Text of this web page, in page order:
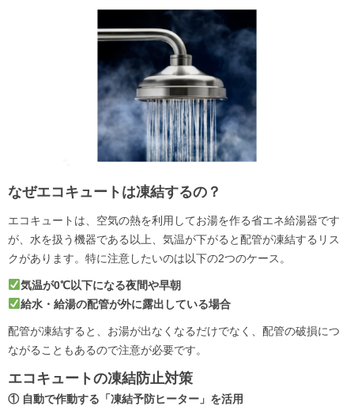
なぜエコキュートは凍結するの？
エコキュートは、空気の熱を利用してお湯を作る省エネ給湯器です
が、水を扱う機器である以上、気温が下がると配管が凍結するリス
クがあります。特に注意したいのは以下の2つのケース。
気温が0℃以下になる夜間や早朝
給水・給湯の配管が外に露出している場合
配管が凍結すると、お湯が出なくなるだけでなく、配管の破損につ
ながることもあるので注意が必要です。
エコキュートの凍結防止対策
① 自動で作動する「凍結予防ヒーター」を活用